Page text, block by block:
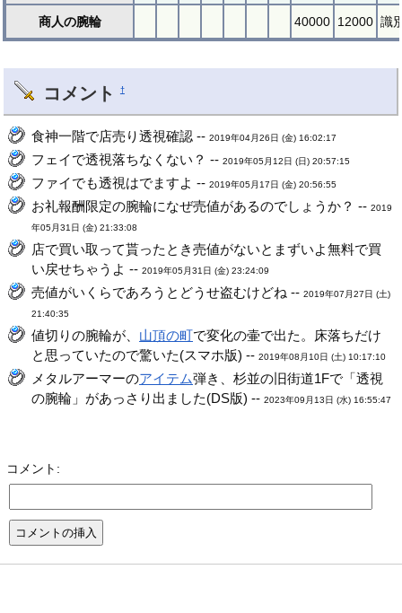
商人の腕輪 40000 12000 識
コメント †
食神一階で店売り透視確認 --2019年04月26日 (金) 16:02:17
フェイで透視落ちなくない？ --2019年05月12日 (日) 20:57:15
ファイでも透視はでますよ --2019年05月17日 (金) 20:56:55
お礼報酬限定の腕輪になぜ売値があるのでしょうか？ --2019
年05月31日 (金) 21:33:08
店で買い取って貰ったとき売値がないとまずいよ無料で買
い戻せちゃうよ --2019年05月31日 (金) 23:24:09
売値がいくらであろうとどうせ盗むけどね --2019年07月27日 (土)
21:40:35
値切りの腕輪が、 山頂の町で変化の壷で出た。床落ちだけ
と思っていたので驚いた(スマホ版) --2019年08月10日 (土) 10:17:10
メタルアーマーのアイテム弾き、杉並の旧街道1Fで「透視
の腕輪」があっさり出ました(DS版) --2023年09月13日 (水) 16:55:47
コメント: